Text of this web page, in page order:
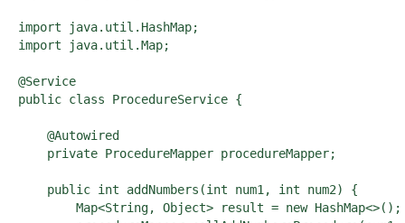
import java.util.HashMap;
import java.util.Map;
@Service
public class ProcedureService {
    @Autowired
    private ProcedureMapper procedureMapper;
    public int addNumbers(int num1, int num2) {
        Map<String, Object> result = new HashMap<>();